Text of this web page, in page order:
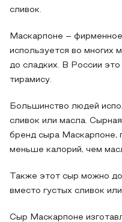
сливок.
Маскарпоне –
используется во многих
до сладких. В России
тирамису.
Большинство людей
сливок или масла.
бренд сыра Маскарпоне,
меньше калорий, чем
Также этот сыр можно
вместо густых сливок
Сыр Маскарпоне